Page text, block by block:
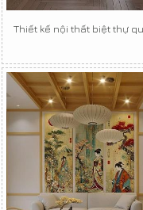
Thiết kế nội thất biệt thự